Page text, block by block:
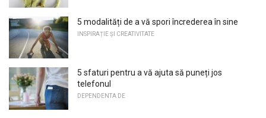
5 modalități de a vă spori încrederea în sine
INSPIRAȚIE ȘI CREATIVITATE
5 sfaturi pentru a vă ajuta să puneți jos
telefonul
DEPENDENTA DE